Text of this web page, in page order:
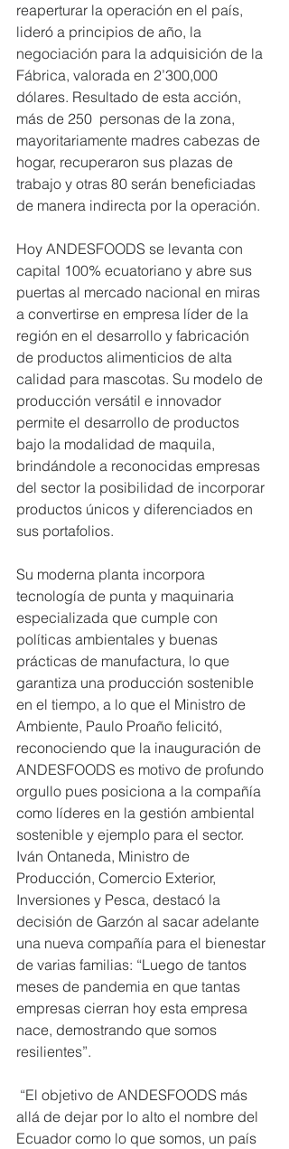
reaperturar la operación en el país,
lideró a principios de año, la
negociación para la adquisición de la
Fábrica, valorada en 2’300,000
dólares. Resultado de esta acción,
más de 250  personas de la zona,
mayoritariamente madres cabezas de
hogar, recuperaron sus plazas de
trabajo y otras 80 serán beneficiadas
de manera indirecta por la operación.
Hoy ANDESFOODS se levanta con
capital 100% ecuatoriano y abre sus
puertas al mercado nacional en miras
a convertirse en empresa líder de la
región en el desarrollo y fabricación
de productos alimenticios de alta
calidad para mascotas. Su modelo de
producción versátil e innovador
permite el desarrollo de productos
bajo la modalidad de maquila,
brindándole a reconocidas empresas
del sector la posibilidad de incorporar
productos únicos y diferenciados en
sus portafolios.
Su moderna planta incorpora
tecnología de punta y maquinaria
especializada que cumple con
políticas ambientales y buenas
prácticas de manufactura, lo que
garantiza una producción sostenible
en el tiempo, a lo que el Ministro de
Ambiente, Paulo Proaño felicitó,
reconociendo que la inauguración de
ANDESFOODS es motivo de profundo
orgullo pues posiciona a la compañía
como líderes en la gestión ambiental
sostenible y ejemplo para el sector.
Iván Ontaneda, Ministro de
Producción, Comercio Exterior,
Inversiones y Pesca, destacó la
decisión de Garzón al sacar adelante
una nueva compañía para el bienestar
de varias familias: “Luego de tantos
meses de pandemia en que tantas
empresas cierran hoy esta empresa
nace, demostrando que somos
resilientes”.
allá de dejar por lo alto el nombre del
Ecuador como lo que somos, un país